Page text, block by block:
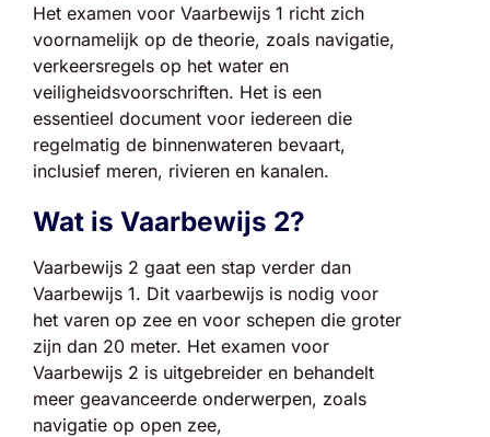
Het examen voor Vaarbewijs 1 richt zich
voornamelijk op de theorie, zoals navigatie,
verkeersregels op het water en
veiligheidsvoorschriften. Het is een
essentieel document voor iedereen die
regelmatig de binnenwateren bevaart,
inclusief meren, rivieren en kanalen.
Wat is Vaarbewijs 2?
Vaarbewijs 2 gaat een stap verder dan
Vaarbewijs 1. Dit vaarbewijs is nodig voor
het varen op zee en voor schepen die groter
zijn dan 20 meter. Het examen voor
Vaarbewijs 2 is uitgebreider en behandelt
meer geavanceerde onderwerpen, zoals
navigatie op open zee,